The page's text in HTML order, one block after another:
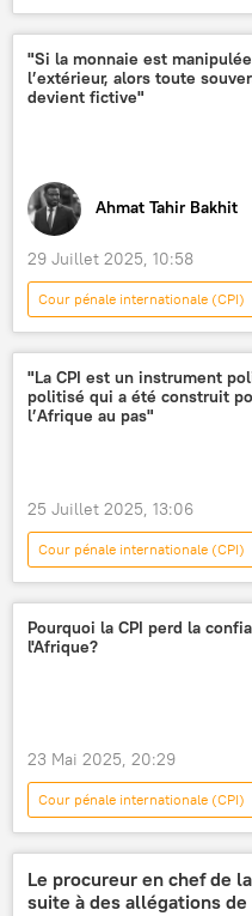
Podcasts
Alliance des
Sahel
"Si la monnaie est
l’extérieur, alors toute
devient fictive"
Ahmat Tahir Bakhit
29 Juillet 2025, 10:58
Cour pénale internationale (CPI)
Podcasts
Burkina Faso
Alliance des États du Sahel (AES)
"La CPI est un instrument
politisé qui a été construit
l’Afrique au pas"
25 Juillet 2025, 13:06
Cour pénale internationale (CPI)
Sputnik Afrique Officiel
Afrique
Pourquoi la CPI perd la
l'Afrique?
23 Mai 2025, 20:29
Cour pénale internationale (CPI)
Sputnik Afrique Officiel
Le procureur en chef de
suite à des allégations